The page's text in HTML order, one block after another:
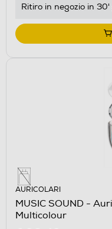
Ritiro in negozio in
AURICOLARI
MUSIC SOUND -
Multicolour